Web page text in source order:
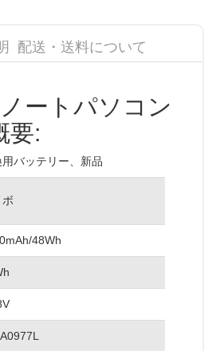
配送・送料について
ートパソコン
要:
バッテリー、新品
ボ
48Wh